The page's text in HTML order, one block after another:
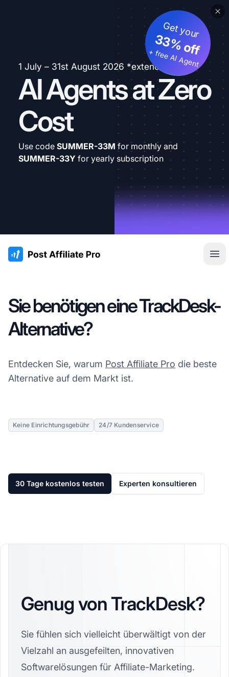
1 July – 31st August 2026 *extended
AI Agents at Zero
Cost
Get your
33% off
+ free AI Agent
Use code SUMMER-33M for monthly and
SUMMER-33Y for yearly subscription
:site.title
Sie benötigen eine TrackDesk-
Alternative?
Entdecken Sie, warum Post Affiliate Pro die beste
Alternative auf dem Markt ist.
Keine Einrichtungsgebühr 24/7 Kundenservice
30 Tage kostenlos testen Experten konsultieren
Genug von TrackDesk?
Sie fühlen sich vielleicht überwältigt von der
Vielzahl an ausgefeilten, innovativen
Softwarelösungen für Affiliate-Marketing.